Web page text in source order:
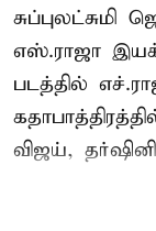
சுப்புலட்சுமி
எஸ்.ராஜா
படத்தில்
விஜய்,